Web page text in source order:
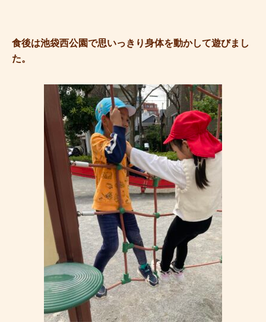
食後は池袋西公園で思いっきり身体を動かして遊びまし
た。